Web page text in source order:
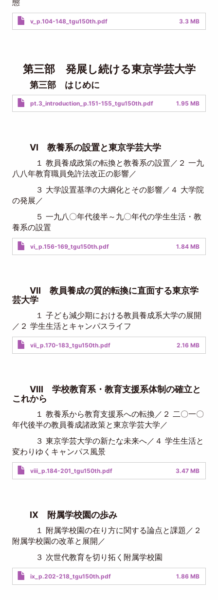
Document
v_p.104-148_tgu150th.pdf 3.3 MB
第三部 発展し続ける東京学芸大学
第三部 はじめに
Document
pt.3_introduction_p.151-155_tgu150th.pdf 1.95 MB
VI 教養系の設置と東京学芸大学
１ 教員養成政策の転換と教養系の設置／２ 一九
八八年教育職員免許法改正の影響／
３ 大学設置基準の大綱化とその影響／４ 大学院
の発展／
５ 一九八〇年代後半～九〇年代の学生生活・教
養系の設置
Document
vi_p.156-169_tgu150th.pdf 1.84 MB
VII 教員養成の質的転換に直面する東京学
芸大学
１ 子ども減少期における教員養成系大学の展開
／２ 学生生活とキャンパスライフ
Document
vii_p.170-183_tgu150th.pdf 2.16 MB
VIII 学校教育系・教育支援系体制の確立と
これから
１ 教養系から教育支援系への転換／２ 二〇一〇
年代後半の教員養成諸政策と東京学芸大学／
３ 東京学芸大学の新たな未来へ／４ 学生生活と
変わりゆくキャンパス風景
Document
viii_p.184-201_tgu150th.pdf 3.47 MB
IX 附属学校園の歩み
１ 附属学校園の在り方に関する論点と課題／２
附属学校園の改革と展開／
３ 次世代教育を切り拓く附属学校園
Document
ix_p.202-218_tgu150th.pdf 1.86 MB